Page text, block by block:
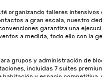
organizando talleres intensivos
a gran escala, nuestro
garantiza una
a medida, todo ello con la
grupos y administración de
incluidas 7 suites